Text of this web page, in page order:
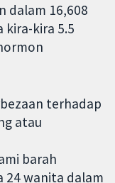
dalam 16,608
kira-kira 5.5
terhadap
atau
barah
24 wanita dalam